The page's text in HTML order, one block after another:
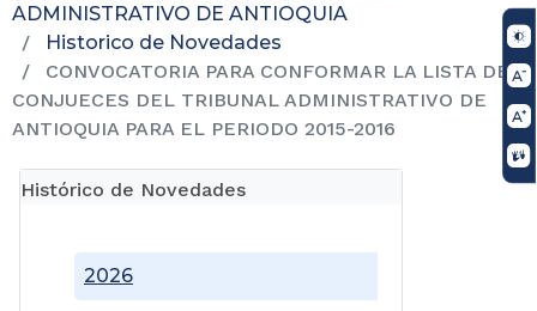
ADMINISTRATIVO DE ANTIOQUIA
Historico de Novedades
CONVOCATORIA PARA CONFORMAR LA LISTA DE
CONJUECES DEL TRIBUNAL ADMINISTRATIVO DE
ANTIOQUIA PARA EL PERIODO 2015-2016
Histórico de Novedades
2026